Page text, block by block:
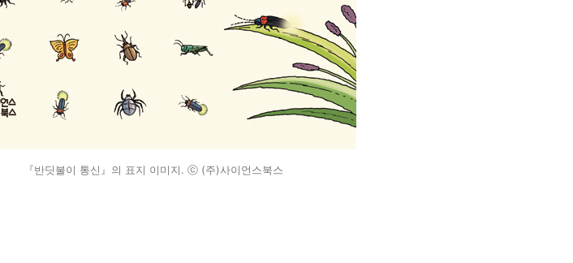
『반딧불이 통신』의 표지 이미지. ⓒ (주)사이언스북스